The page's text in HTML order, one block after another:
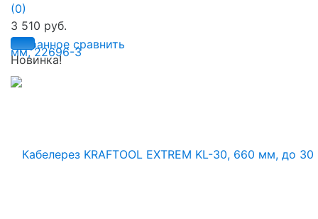
избранное сравнить
(0)
3 510 руб.
Новинка!